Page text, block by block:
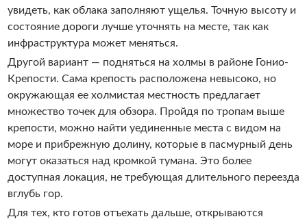
увидеть, как облака заполняют ущелья. Точную высоту и
состояние дороги лучше уточнять на месте, так как
инфраструктура может меняться.
Другой вариант — подняться на холмы в районе Гонио-
Крепости. Сама крепость расположена невысоко, но
окружающая ее холмистая местность предлагает
множество точек для обзора. Пройдя по тропам выше
крепости, можно найти уединенные места с видом на
море и прибрежную долину, которые в пасмурный день
могут оказаться над кромкой тумана. Это более
доступная локация, не требующая длительного переезда
вглубь гор.
Для тех, кто готов отъехать дальше, открываются